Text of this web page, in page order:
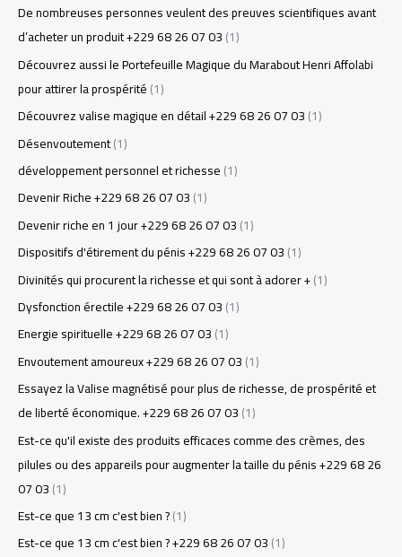
De nombreuses personnes veulent des preuves scientifiques avant
d’acheter un produit +229 68 26 07 03(1)
Découvrez aussi le Portefeuille Magique du Marabout Henri Affolabi
pour attirer la prospérité(1)
Découvrez valise magique en détail +229 68 26 07 03(1)
Désenvoutement(1)
développement personnel et richesse(1)
Devenir Riche +229 68 26 07 03(1)
Devenir riche en 1 jour +229 68 26 07 03(1)
Dispositifs d'étirement du pénis +229 68 26 07 03(1)
Divinités qui procurent la richesse et qui sont à adorer +(1)
Dysfonction érectile +229 68 26 07 03(1)
Energie spirituelle +229 68 26 07 03(1)
Envoutement amoureux +229 68 26 07 03(1)
Essayez la Valise magnétisé pour plus de richesse, de prospérité et
de liberté économique. +229 68 26 07 03(1)
Est-ce qu'il existe des produits efficaces comme des crèmes, des
pilules ou des appareils pour augmenter la taille du pénis +229 68 26
07 03(1)
Est-ce que 13 cm c'est bien ?(1)
Est-ce que 13 cm c'est bien ? +229 68 26 07 03(1)